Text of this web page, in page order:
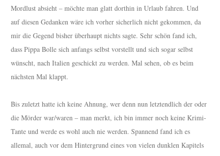
Mordlust absieht – möchte man glatt dorthin in Urlaub fahren. Und
auf diesen Gedanken wäre ich vorher sicherlich nicht gekommen, da
mir die Gegend bisher überhaupt nichts sagte. Sehr schön fand ich,
dass Pippa Bolle sich anfangs selbst vorstellt und sich sogar selbst
wünscht, nach Italien geschickt zu werden. Mal sehen, ob es beim
nächsten Mal klappt.
Bis zuletzt hatte ich keine Ahnung, wer denn nun letztendlich der oder
die Mörder war/waren – man merkt, ich bin immer noch keine Krimi-
Tante und werde es wohl auch nie werden. Spannend fand ich es
allemal, auch vor dem Hintergrund eines von vielen dunklen Kapitels